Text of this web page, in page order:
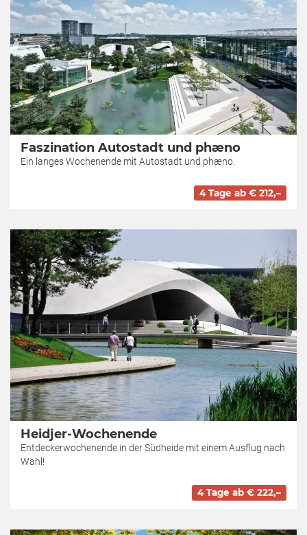
Faszination Autostadt und phæno
Ein langes Wochenende mit Autostadt und phæno.
4 Tage ab € 212,–
Heidjer-Wochenende
Entdeckerwochenende in der Südheide mit einem Ausflug nach
Wahl!
4 Tage ab € 222,–